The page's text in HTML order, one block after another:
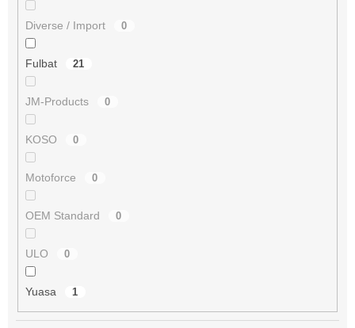
Diverse / Import 0
Fulbat 21
JM-Products 0
KOSO 0
Motoforce 0
OEM Standard 0
ULO 0
Yuasa 1